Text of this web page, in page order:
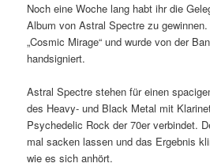
Noch eine Woche lang habt ihr die
Album von Astral Spectre zu
„Cosmic Mirage“ und wurde von der
handsigniert.
Astral Spectre stehen für einen
des Heavy- und Black Metal mit
Psychedelic Rock der 70er verbindet.
mal sacken lassen und das Ergebnis
wie es sich anhört.